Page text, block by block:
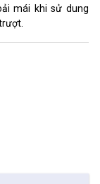
mái khi sử dung